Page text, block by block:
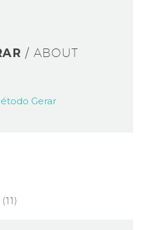
/ ABOUT
Gerar
(11)